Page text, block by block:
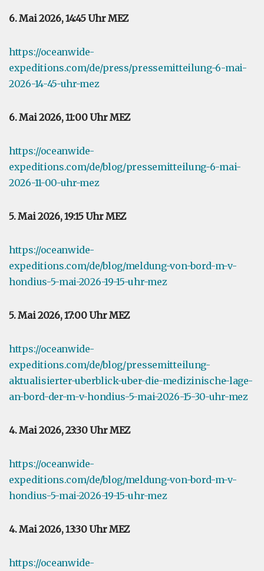
6. Mai 2026, 14:45 Uhr MEZ
https://oceanwide-
expeditions.com/de/press/pressemitteilung-6-mai-
2026-14-45-uhr-mez
6. Mai 2026, 11:00 Uhr MEZ
https://oceanwide-
expeditions.com/de/blog/pressemitteilung-6-mai-
2026-11-00-uhr-mez
5. Mai 2026, 19:15 Uhr MEZ
https://oceanwide-
expeditions.com/de/blog/meldung-von-bord-m-v-
hondius-5-mai-2026-19-15-uhr-mez
5. Mai 2026, 17:00 Uhr MEZ
https://oceanwide-
expeditions.com/de/blog/pressemitteilung-
aktualisierter-uberblick-uber-die-medizinische-lage-
an-bord-der-m-v-hondius-5-mai-2026-15-30-uhr-mez
4. Mai 2026, 23:30 Uhr MEZ
https://oceanwide-
expeditions.com/de/blog/meldung-von-bord-m-v-
hondius-5-mai-2026-19-15-uhr-mez
4. Mai 2026, 13:30 Uhr MEZ
https://oceanwide-